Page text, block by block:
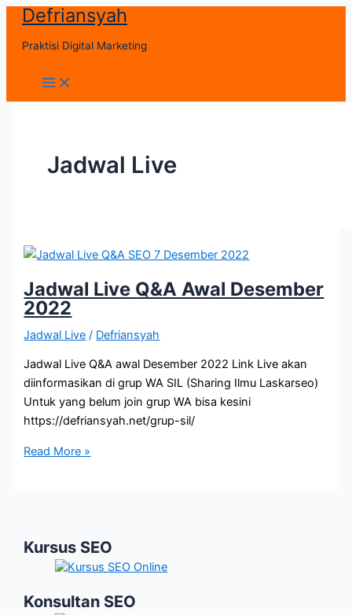
Skip
content
Defriansyah
Praktisi Digital Marketing
Main
Menu
Jadwal Live
Jadwal Live Q&A Awal Desember
2022
Jadwal Live / Defriansyah
Jadwal Live Q&A awal Desember 2022 Link Live akan
diinformasikan di grup WA SIL (Sharing Ilmu Laskarseo)
Untuk yang belum join grup WA bisa kesini
https://defriansyah.net/grup-sil/
Jadwal
2022
Read More »
Kursus SEO
Konsultan SEO